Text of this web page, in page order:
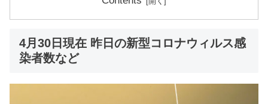
4月30日現在 昨日の新型コロナウィルス感
染者数など